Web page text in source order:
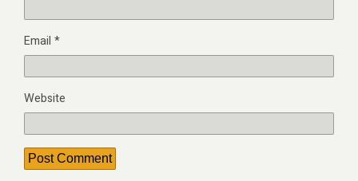
Email *
Website